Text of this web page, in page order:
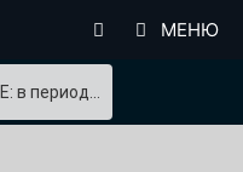
МЕНЮ
период...